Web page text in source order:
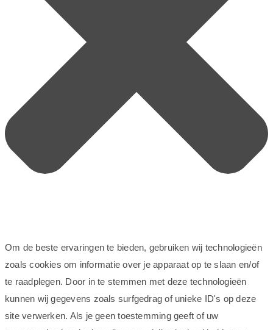
Om de beste ervaringen te bieden, gebruiken wij technologieën
zoals cookies om informatie over je apparaat op te slaan en/of
te raadplegen. Door in te stemmen met deze technologieën
kunnen wij gegevens zoals surfgedrag of unieke ID's op deze
site verwerken. Als je geen toestemming geeft of uw